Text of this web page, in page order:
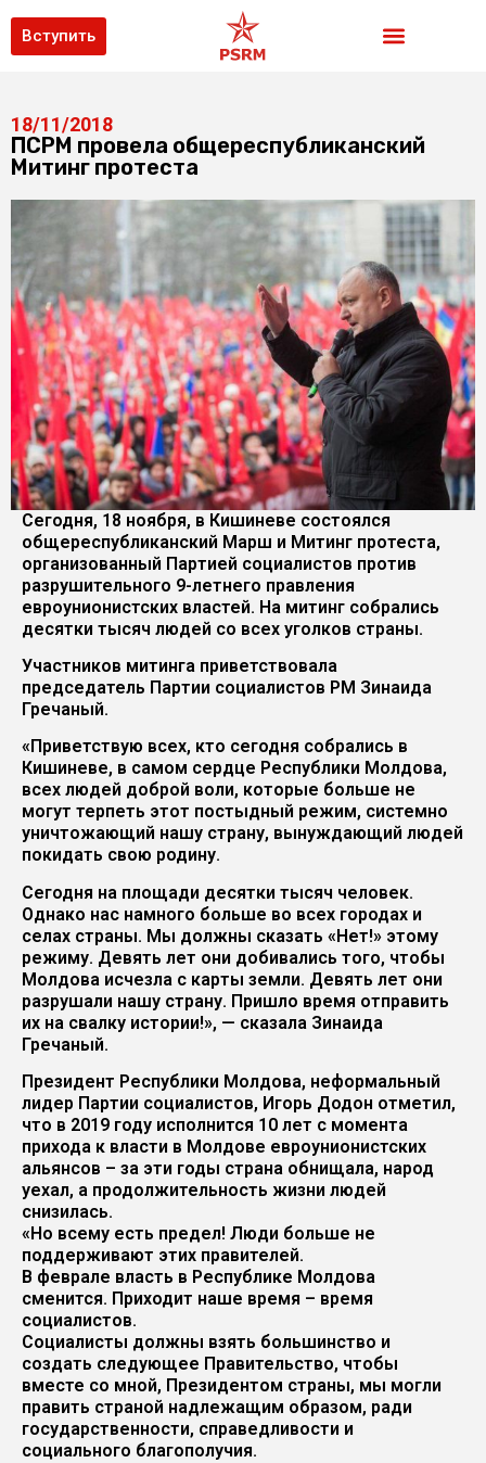
Вступить
18/11/2018
ПСРМ провела общереспубликанский
Митинг протеста
Сегодня, 18 ноября, в Кишиневе состоялся
общереспубликанский Марш и Митинг протеста,
организованный Партией социалистов против
разрушительного 9-летнего правления
евроунионистских властей. На митинг собрались
десятки тысяч людей со всех уголков страны.
Участников митинга приветствовала
председатель Партии социалистов РМ Зинаида
Гречаный.
«Приветствую всех, кто сегодня собрались в
Кишиневе, в самом сердце Республики Молдова,
всех людей доброй воли, которые больше не
могут терпеть этот постыдный режим, системно
уничтожающий нашу страну, вынуждающий людей
покидать свою родину.
Сегодня на площади десятки тысяч человек.
Однако нас намного больше во всех городах и
селах страны. Мы должны сказать «Нет!» этому
режиму. Девять лет они добивались того, чтобы
Молдова исчезла с карты земли. Девять лет они
разрушали нашу страну. Пришло время отправить
их на свалку истории!», — сказала Зинаида
Гречаный.
Президент Республики Молдова, неформальный
лидер Партии социалистов, Игорь Додон отметил,
что в 2019 году исполнится 10 лет с момента
прихода к власти в Молдове евроунионистских
альянсов – за эти годы страна обнищала, народ
уехал, а продолжительность жизни людей
снизилась.
«Но всему есть предел! Люди больше не
поддерживают этих правителей.
В феврале власть в Республике Молдова
сменится. Приходит наше время – время
социалистов.
Социалисты должны взять большинство и
создать следующее Правительство, чтобы
вместе со мной, Президентом страны, мы могли
править страной надлежащим образом, ради
государственности, справедливости и
социального благополучия.